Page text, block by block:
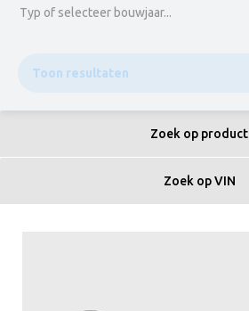
Typ of selecteer bouwjaar...
Toon resultaten
Zoek op product
Zoek op VIN